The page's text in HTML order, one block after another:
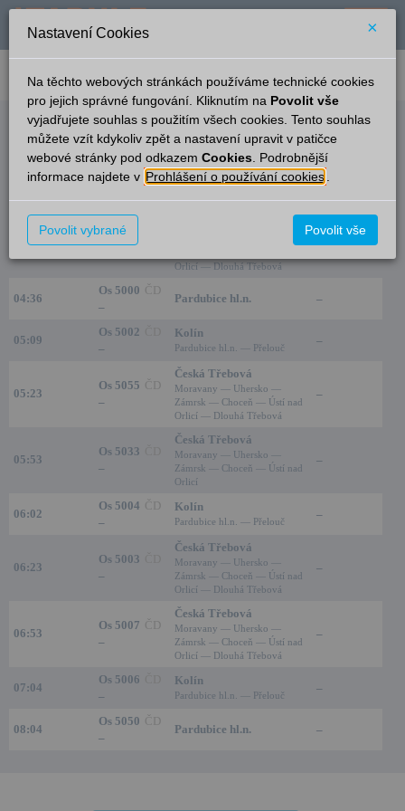
verze: 2.0.6 podpora: help-tabule@oltis.cz
English
Odjezdy
Pardubice-Černá za Bory
23:11
Čas/Aktuální Vlak/Linka Cíl/Přes Nást./Kolej
04:20
Os 5053
Orlicí — Dlouhá Třebová
–
04:36
Os 5000 ČD
–
Pardubice hl.n. –
05:09
Os 5002
–
Kolín
Pardubice hl.n. — Přelouč
–
05:23
Os 5055 ČD
–
Česká Třebová
Moravany — Uhersko —
Zámrsk — Choceň — Ústí nad
Orlicí — Dlouhá Třebová
–
05:53
Os 5033
–
Česká Třebová
Moravany — Uhersko —
Zámrsk — Choceň — Ústí nad
Orlicí
–
06:02
Os 5004 ČD
–
Kolín
Pardubice hl.n. — Přelouč
–
06:23
Os 5003
–
Česká Třebová
Moravany — Uhersko —
Zámrsk — Choceň — Ústí nad
Orlicí — Dlouhá Třebová
–
06:53
Os 5007 ČD
–
Česká Třebová
Moravany — Uhersko —
Zámrsk — Choceň — Ústí nad
Orlicí — Dlouhá Třebová
–
07:04
Os 5006
–
Kolín
Pardubice hl.n. — Přelouč
–
08:04
Os 5050 ČD
–
Pardubice hl.n. –
Nastavení Cookies ×
Na těchto webových stránkách používáme technické cookies
pro jejich správné fungování. Kliknutím na Povolit vše
vyjadřujete souhlas s použitím všech cookies. Tento souhlas
můžete vzít kdykoliv zpět a nastavení upravit v patičce
webové stránky pod odkazem Cookies . Podrobnější
informace najdete v Prohlášení o používání cookies
Povolit vybrané Povolit vše